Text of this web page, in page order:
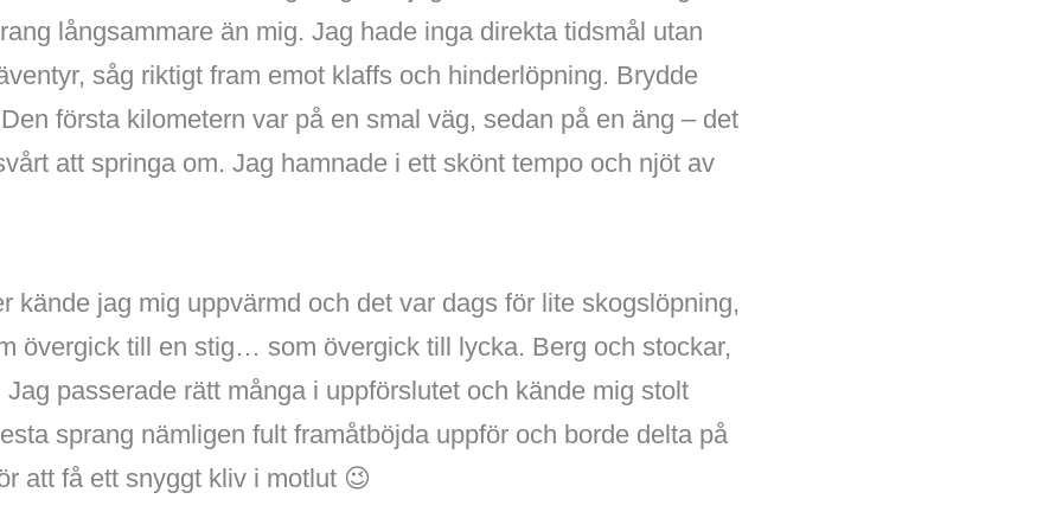
långsammare än mig. Jag hade inga direkta tidsmål utan
såg riktigt fram emot klaffs och hinderlöpning. Brydde
första kilometern var på en smal väg, sedan på en äng – det
att springa om. Jag hamnade i ett skönt tempo och njöt av
kände jag mig uppvärmd och det var dags för lite skogslöpning,
övergick till en stig… som övergick till lycka. Berg och stockar,
passerade rätt många i uppförslutet och kände mig stolt
sprang nämligen fult framåtböjda uppför och borde delta på
att få ett snyggt kliv i motlut 😉